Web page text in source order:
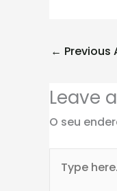
← Previous
Leave
O seu
here..